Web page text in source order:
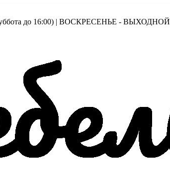
(Суббота до 16:00) | ВОСКРЕСЕНЬЕ - ВЫХОДНОЙ